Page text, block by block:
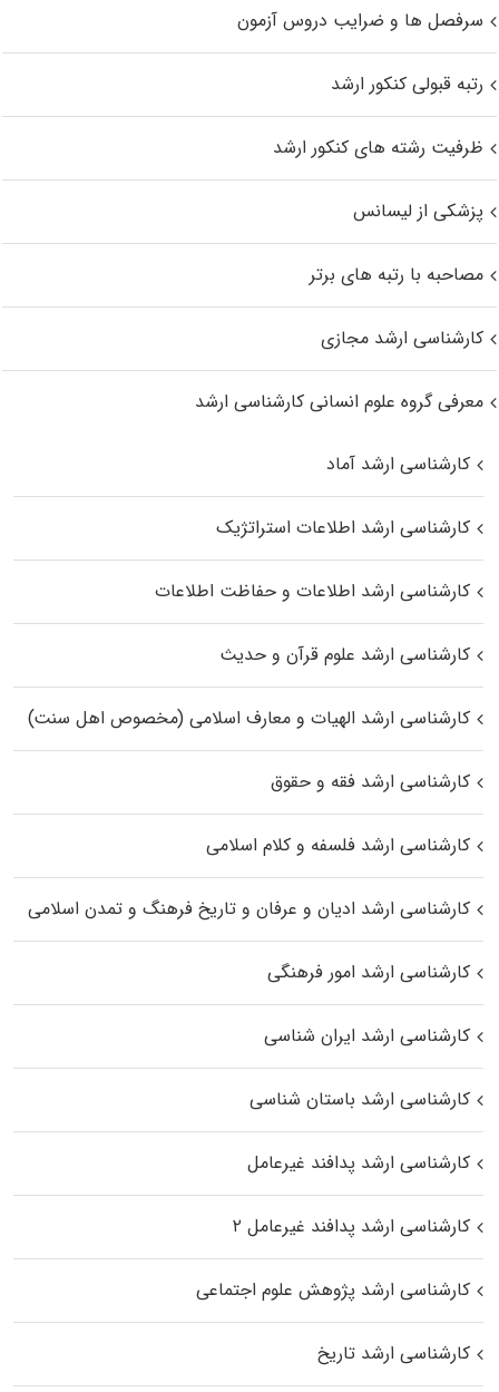
سرفصل ها و ضرایب دروس آزمون
رتبه قبولی کنکور ارشد
ظرفیت رشته های کنکور ارشد
پزشکی از لیسانس
مصاحبه با رتبه های برتر
کارشناسی ارشد مجازی
معرفی گروه علوم انسانی کارشناسی ارشد
کارشناسی ارشد آماد
کارشناسی ارشد اطلاعات استراتژیک
کارشناسی ارشد اطلاعات و حفاظت اطلاعات
کارشناسی ارشد علوم قرآن و حدیث
کارشناسی ارشد الهیات و معارف اسلامی (مخصوص اهل سنت)
کارشناسی ارشد فقه و حقوق
کارشناسی ارشد فلسفه و کلام اسلامی
کارشناسی ارشد ادیان و عرفان و تاریخ فرهنگ و تمدن اسلامی
کارشناسی ارشد امور فرهنگی
کارشناسی ارشد ایران شناسی
کارشناسی ارشد باستان شناسی
کارشناسی ارشد پدافند غیرعامل
کارشناسی ارشد پدافند غیرعامل ۲
کارشناسی ارشد پژوهش علوم اجتماعی
کارشناسی ارشد تاریخ